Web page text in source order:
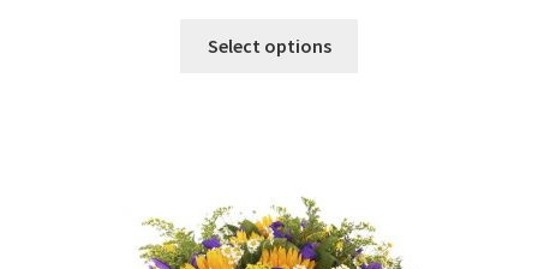
Select options